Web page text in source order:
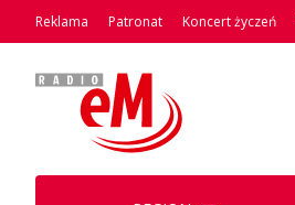
Reklama Patronat Koncert życzeń